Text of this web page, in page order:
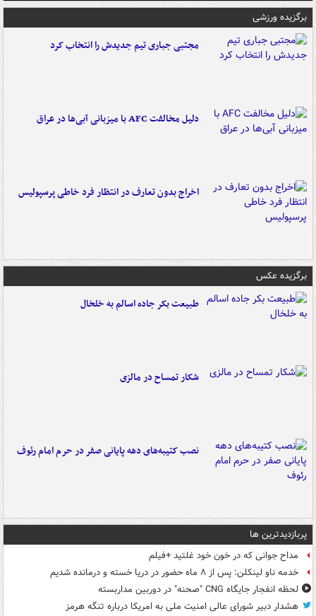
برگزیده ورزشی
مجتبی جباری تیم جدیدش را انتخاب کرد
دلیل مخالفت AFC با میزبانی آبی‌ها در عراق
اخراج بدون تعارف در انتظار فرد خاطی پرسپولیس
برگزیده عکس
طبیعت بکر جاده اسالم به خلخال
شکار تمساح در مالزی
نصب کتیبه‌های دهه پایانی صفر در حرم امام رئوف
پربازدیدترین ها
مداح جوانی که در خون خود غلتید +فیلم
خدمه ناو لینکلن: پس از ۸ ماه حضور در دریا خسته و درمانده‌ شدیم
لحظه انفجار جایگاه CNG "صحنه" در دوربین مداربسته
هشدار دبیر شورای عالی امنیت ملی به امریکا درباره تنگه هرمز